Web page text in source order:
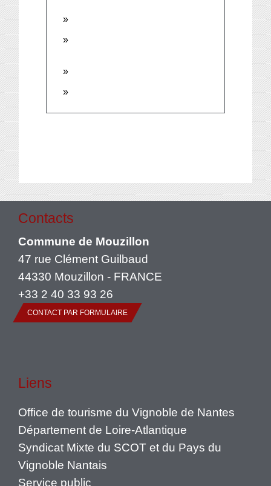
Contacts
Commune de Mouzillon
47 rue Clément Guilbaud
44330 Mouzillon - FRANCE
+33 2 40 33 93 26
CONTACT PAR FORMULAIRE
Liens
Office de tourisme du Vignoble de Nantes
Département de Loire-Atlantique
Syndicat Mixte du SCOT et du Pays du
Vignoble Nantais
Service public